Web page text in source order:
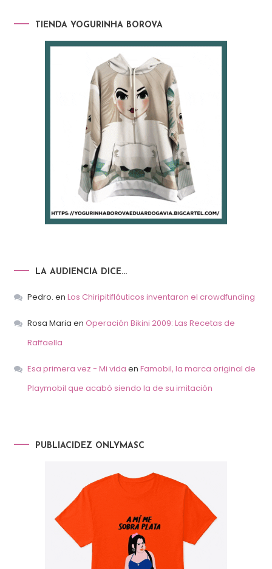
TIENDA YOGURINHA BOROVA
LA AUDIENCIA DICE…
Pedro. en Los Chiripitifláuticos inventaron el crowdfunding
Rosa Maria en Operación Bikini 2009: Las Recetas de
Raffaella
Esa primera vez - Mi vida en Famobil, la marca original de
Playmobil que acabó siendo la de su imitación
PUBLIACIDEZ ONLYMASC